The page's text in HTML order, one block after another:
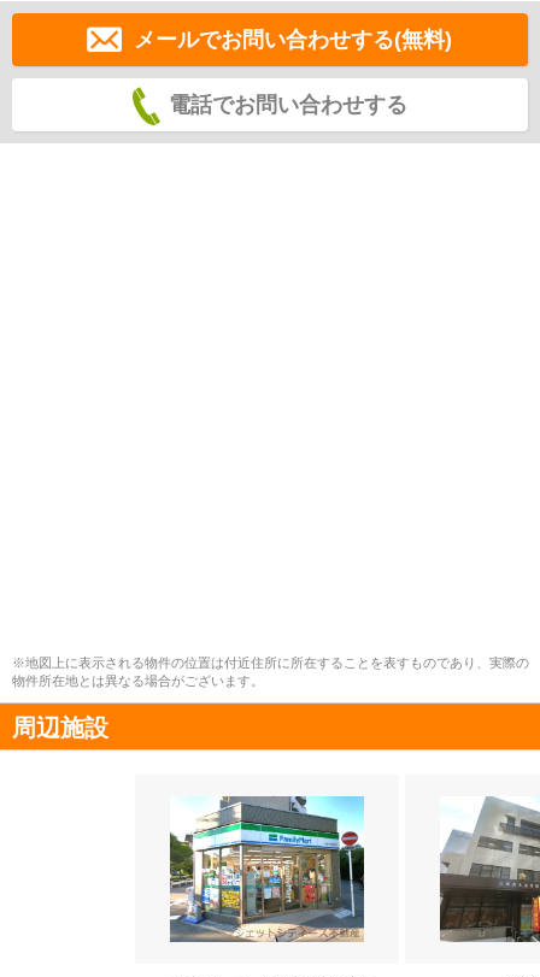
メールでお問い合わせする(無料)
電話でお問い合わせする
※地図上に表示される物件の位置は付近住所に所在することを表すものであり、実際の
物件所在地とは異なる場合がございます。
周辺施設